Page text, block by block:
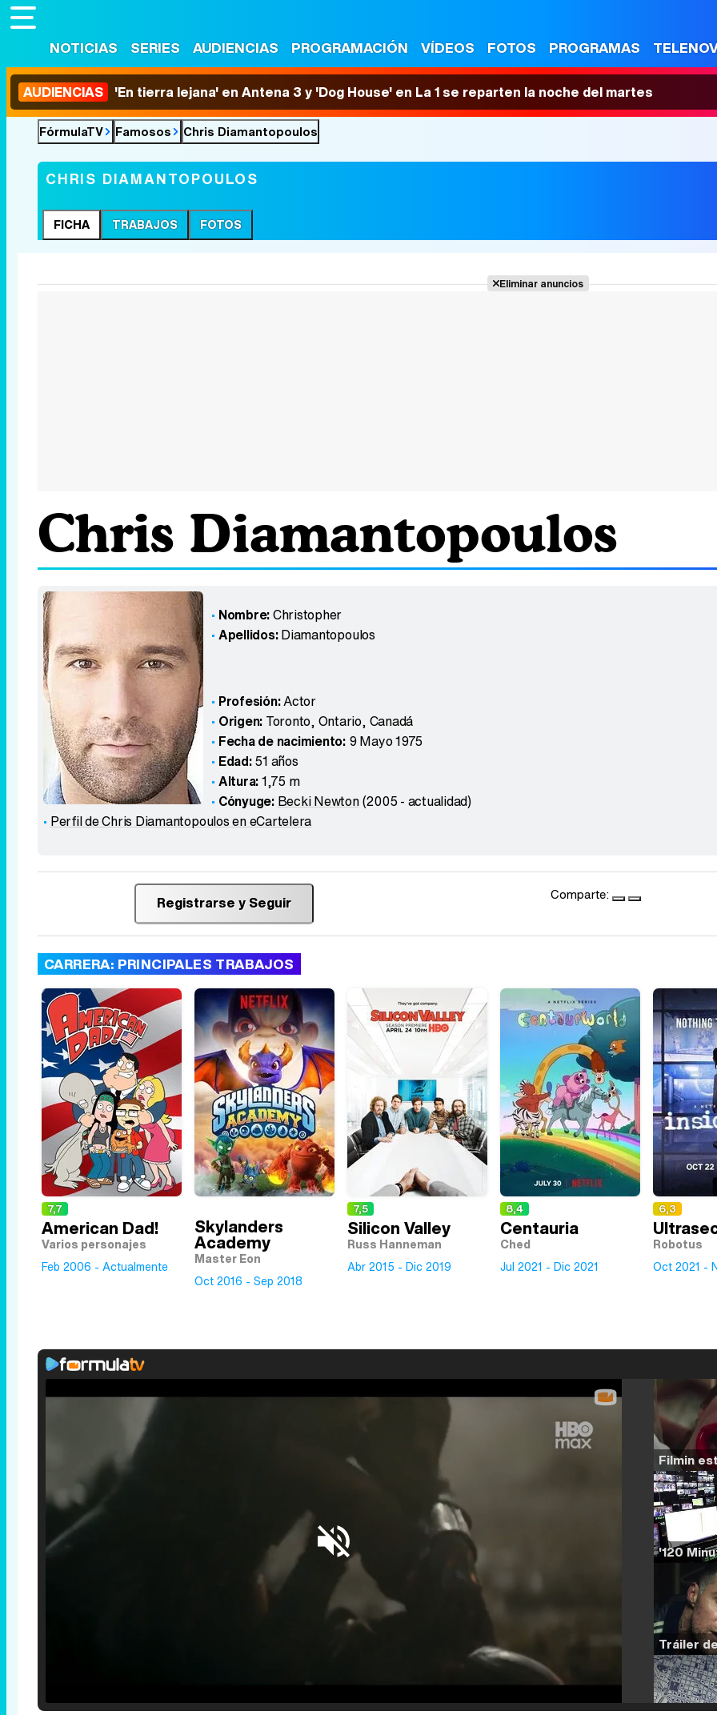
NOTICIAS SERIES AUDIENCIAS PROGRAMACIÓN VÍDEOS FOTOS PROGRAMAS
AUDIENCIAS 'En tierra lejana' en Antena 3 y 'Dog House' en La 1 se reparten la noche del martes
FórmulaTV Famosos Chris Diamantopoulos
CHRIS DIAMANTOPOULOS
FICHA TRABAJOS FOTOS
Eliminar anuncios
Chris Diamantopoulos
Nombre:Christopher
Apellidos:Diamantopoulos
Profesión:Actor
Origen: Toronto, Ontario, Canadá
Fecha de nacimiento: 9 Mayo 1975
Edad:51 años
Altura:1,75 m
Cónyuge: Becki Newton(2005 - actualidad)
Perfil de Chris Diamantopoulos en eCartelera
Comparte:
Registrarse y Seguir
CARRERA: PRINCIPALES TRABAJOS
7,7
American Dad!
Varios personajes
Feb 2006 - Actualmente
Skylanders
Academy
Master Eon
Oct 2016 - Sep 2018
7,5
Silicon Valley
Russ Hanneman
Abr 2015 - Dic 2019
8,4
Centauria
Ched
Jul 2021 - Dic 2021
6,3
Robotus
Oct 2021 -